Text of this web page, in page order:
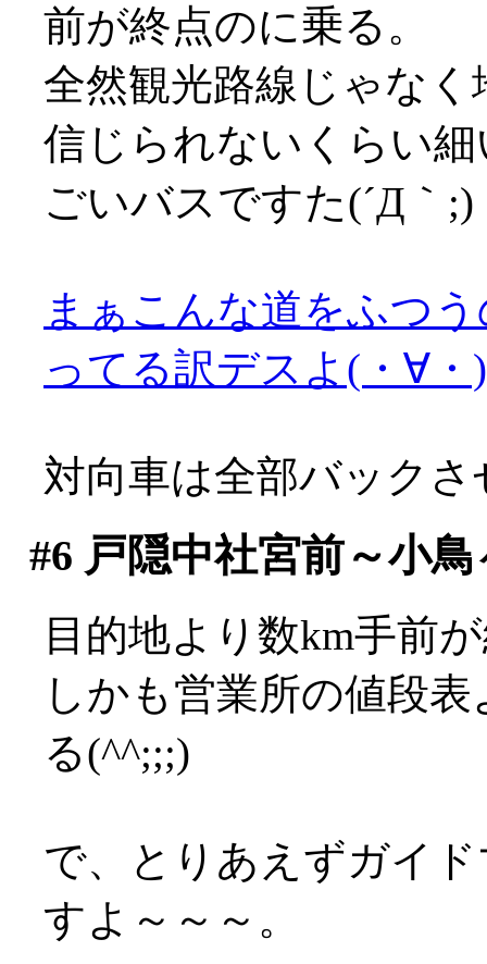
前が終点のに乗る。
全然観光路線じゃな
信じられないくらい
ごいバスですた(´Д｀;)
まぁこんな道をふつ
ってる訳デスよ(・∀・
対向車は全部バック
#6 戸隠中社宮前～小
目的地より数km手前
しかも営業所の値段
る(^^;;;)
で、とりあえずガイ
すよ～～～。